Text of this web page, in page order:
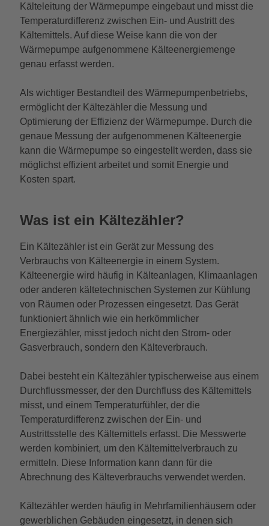
Kälteleitung der Wärmepumpe eingebaut und misst die
Temperaturdifferenz zwischen Ein- und Austritt des
Kältemittels. Auf diese Weise kann die von der
Wärmepumpe aufgenommene Kälteenergiemenge
genau erfasst werden.
Als wichtiger Bestandteil des Wärmepumpenbetriebs,
ermöglicht der Kältezähler die Messung und
Optimierung der Effizienz der Wärmepumpe. Durch die
genaue Messung der aufgenommenen Kälteenergie
kann die Wärmepumpe so eingestellt werden, dass sie
möglichst effizient arbeitet und somit Energie und
Kosten spart.
Was ist ein Kältezähler?
Ein Kältezähler ist ein Gerät zur Messung des
Verbrauchs von Kälteenergie in einem System.
Kälteenergie wird häufig in Kälteanlagen, Klimaanlagen
oder anderen kältetechnischen Systemen zur Kühlung
von Räumen oder Prozessen eingesetzt. Das Gerät
funktioniert ähnlich wie ein herkömmlicher
Energiezähler, misst jedoch nicht den Strom- oder
Gasverbrauch, sondern den Kälteverbrauch.
Dabei besteht ein Kältezähler typischerweise aus einem
Durchflussmesser, der den Durchfluss des Kältemittels
misst, und einem Temperaturfühler, der die
Temperaturdifferenz zwischen der Ein- und
Austrittsstelle des Kältemittels erfasst. Die Messwerte
werden kombiniert, um den Kältemittelverbrauch zu
ermitteln. Diese Information kann dann für die
Abrechnung des Kälteverbrauchs verwendet werden.
Kältezähler werden häufig in Mehrfamilienhäusern oder
gewerblichen Gebäuden eingesetzt, in denen sich